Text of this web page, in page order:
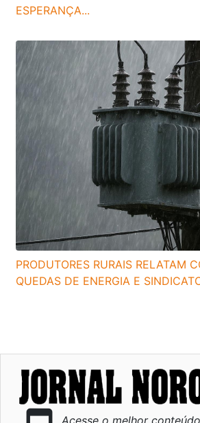
ESPERANÇA...
PRODUTORES RURAIS RELATAM
QUEDAS DE ENERGIA E